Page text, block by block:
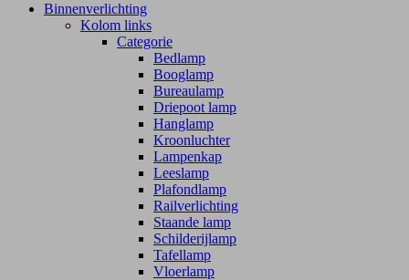
Binnenverlichting
Kolom links
Categorie
Bedlamp
Booglamp
Bureaulamp
Driepoot lamp
Hanglamp
Kroonluchter
Lampenkap
Leeslamp
Plafondlamp
Railverlichting
Staande lamp
Schilderijlamp
Tafellamp
Vloerlamp